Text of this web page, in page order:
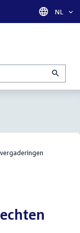
Taal
NL